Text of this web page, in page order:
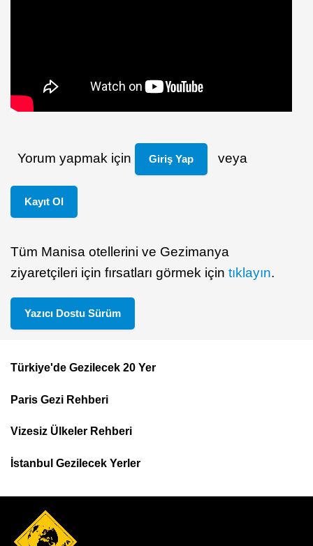
Yorum yapmak için Giriş Yap veya
Kayıt Ol
Tüm Manisa otellerini ve Gezimanya
ziyaretçileri için fırsatları görmek için tıklayın.
Yazıcı Dostu Sürüm
Top
Menu
Türkiye'de Gezilecek 20 Yer
Paris Gezi Rehberi
Vizesiz Ülkeler Rehberi
İstanbul Gezilecek Yerler